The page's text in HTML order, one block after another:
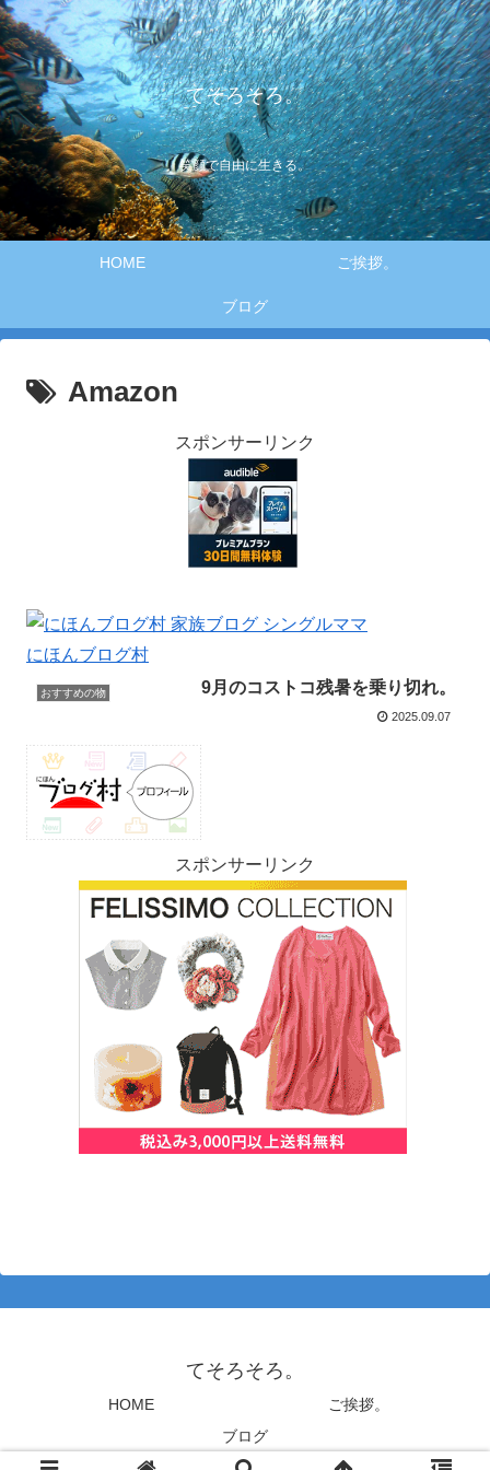
てそろそろ。
笑顔で自由に生きる。
HOME ご挨拶。
ブログ
Amazon
スポンサーリンク
にほんブログ村
おすすめの物 9月のコストコ残暑を乗り切れ。
2025.09.07
スポンサーリンク
てそろそろ。
HOME
ご挨拶。
ブログ